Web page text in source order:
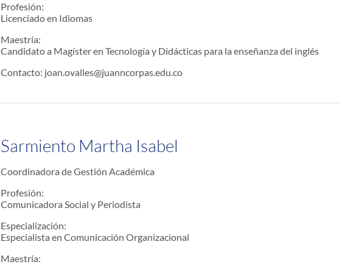
Profesión:
Licenciado en Idiomas
Maestría:
Candidato a Magíster en Tecnología y Didácticas para la enseñanza del inglés
Contacto: joan.ovalles@juanncorpas.edu.co
Sarmiento Martha Isabel
Coordinadora de Gestión Académica
Profesión:
Comunicadora Social y Periodista
Especialización:
Especialista en Comunicación Organizacional
Maestría: